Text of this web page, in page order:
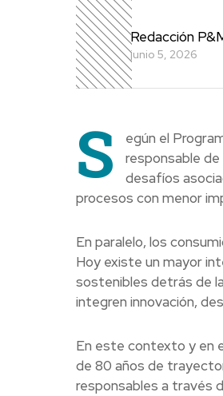
Redacción
junio 5, 2026
S
egún el
responsable
desafíos
procesos con menor
En paralelo, los
Hoy existe un mayor
sostenibles detrás de
integren innovación,
En este contexto y en
de 80 años de
responsables a través